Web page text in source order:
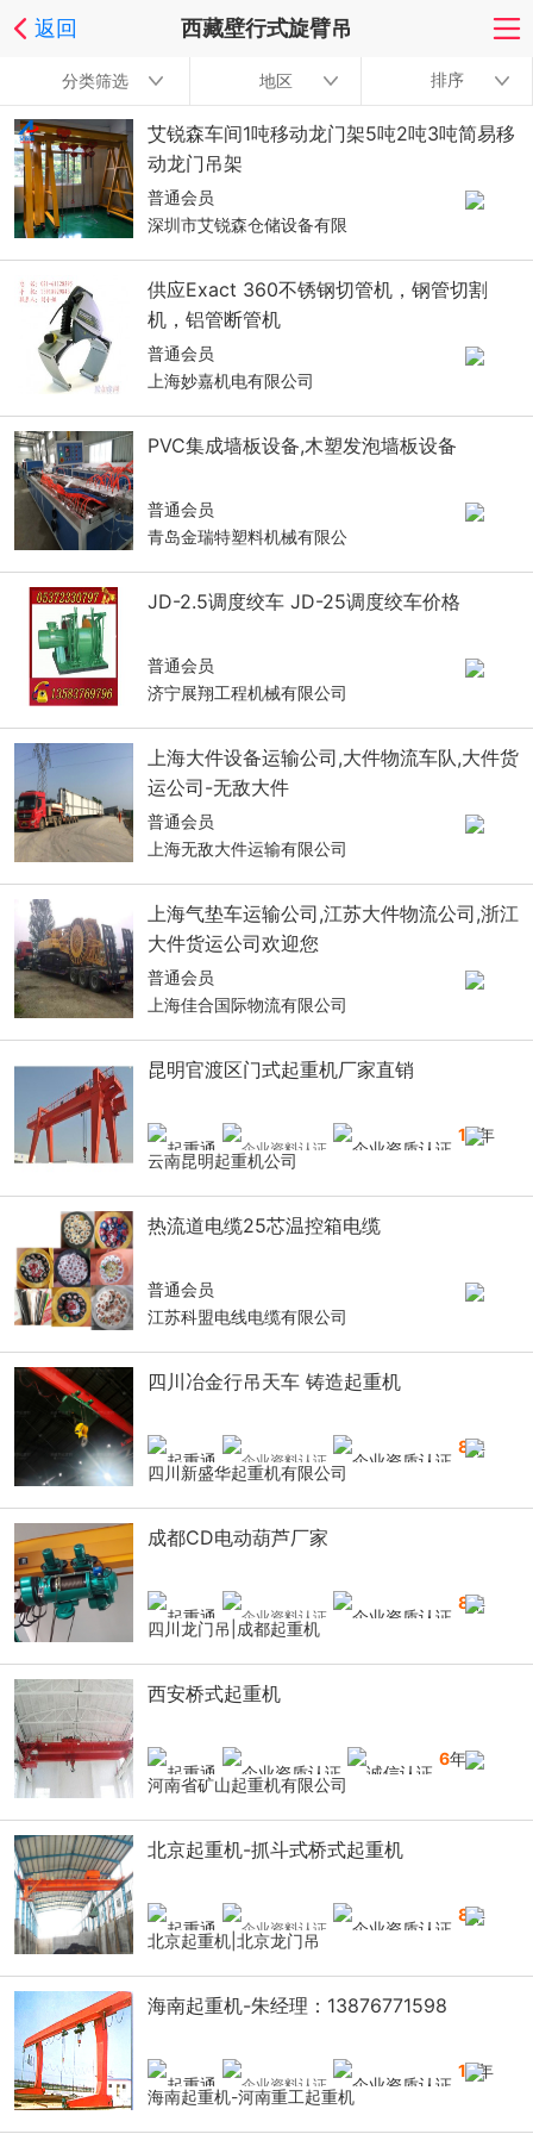
返回 西藏壁行式旋臂吊
分类筛选 地区 排序
艾锐森车间1吨移动龙门架5吨2吨3吨简易移
动龙门吊架
普通会员
深圳市艾锐森仓储设备有限
供应Exact 360不锈钢切管机，钢管切割
机，铝管断管机
普通会员
上海妙嘉机电有限公司
PVC集成墙板设备,木塑发泡墙板设备
普通会员
青岛金瑞特塑料机械有限公
JD-2.5调度绞车 JD-25调度绞车价格
普通会员
济宁展翔工程机械有限公司
上海大件设备运输公司,大件物流车队,大件货
运公司-无敌大件
普通会员
上海无敌大件运输有限公司
上海气垫车运输公司,江苏大件物流公司,浙江
大件货运公司欢迎您
普通会员
上海佳合国际物流有限公司
昆明官渡区门式起重机厂家直销
10年
云南昆明起重机公司
热流道电缆25芯温控箱电缆
普通会员
江苏科盟电线电缆有限公司
四川冶金行吊天车 铸造起重机
8年
四川新盛华起重机有限公司
成都CD电动葫芦厂家
8年
四川龙门吊|成都起重机
西安桥式起重机
6年
河南省矿山起重机有限公司
北京起重机-抓斗式桥式起重机
8年
北京起重机|北京龙门吊
海南起重机-朱经理：13876771598
14年
海南起重机-河南重工起重机